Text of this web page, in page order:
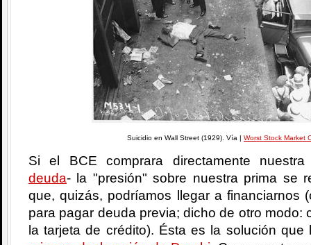
Suicidio en Wall Street (1929). Vía | Worst Stock Market
Si el BCE comprara directamente
deuda- la "presión" sobre nuestra prima se
que, quizás, podríamos llegar a financiarnos
para pagar deuda previa; dicho de otro modo:
la tarjeta de crédito). Ésta es la solución